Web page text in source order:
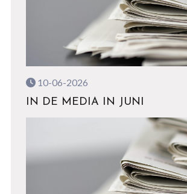
10-06-2026
IN DE MEDIA IN JUNI